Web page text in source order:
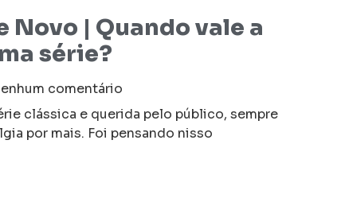
Novo | Quando vale a
série?
comentário
clássica e querida pelo público, sempre
por mais. Foi pensando nisso